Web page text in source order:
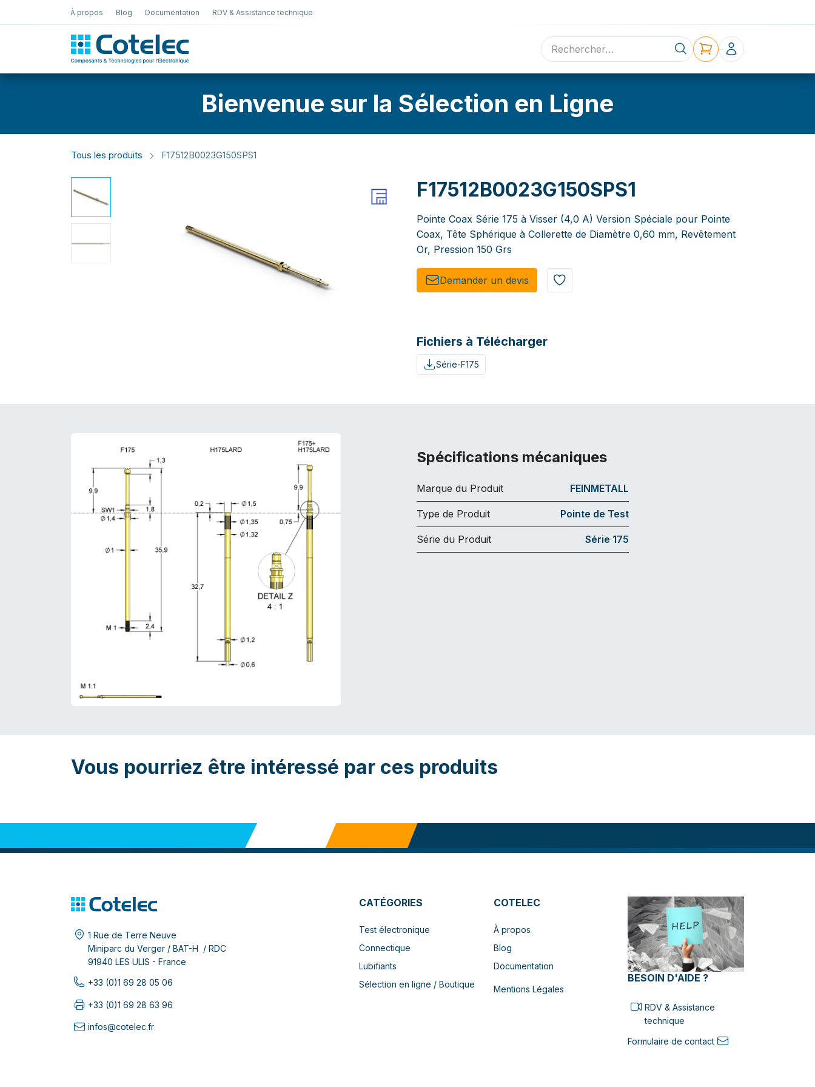
À propos Blog Documentation RDV & Assistance technique
Sélection en ligne Contact
Bienvenue sur la Sélection en Ligne
Tous les produits F17512B0023G150SPS1
F17512B0023G150SPS1
Pointe Coax Série 175 à Visser (4,0 A) Version Spéciale pour Pointe
Coax, Tête Sphérique à Collerette de Diamètre 0,60 mm, Revêtement
Or, Pression 150 Grs
Demander un de​​vis​​
Fichiers à Télécharger
Série-F175
Spécifications mécaniques
Marque du Produit FEINMETALL
Type de Produit Pointe de Test
Série du Produit Série 175
Vous pourriez être intéressé par ces produits
1 Rue de Terre Neuve
Miniparc du Verger / BAT-H / RDC
91940 LES ULIS - France
+33 (0)1 69 28 05 06
+33 (0)1 69 28 63 96
infos@cotelec.fr
CATÉGORIES
Test électronique
Connectique
Lubifiants
Sélection en ligne / Boutique
COTELEC
À propos
Blog
Documentation
Mentions Légales
BESOIN D'AIDE ?
RDV & Assistance
technique
Formulaire de contact